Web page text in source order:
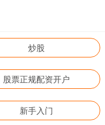
炒股
股票正规配资开户
新手入门